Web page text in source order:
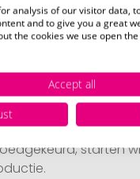
en goedkeuring
van ons een gratis
met uw ontwerp.
starten
analysis of our visitor data,
and to give you a great
the cookies we use open
Accept all